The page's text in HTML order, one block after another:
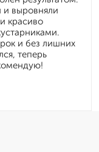
и выровняли
красиво
и без лишних
теперь